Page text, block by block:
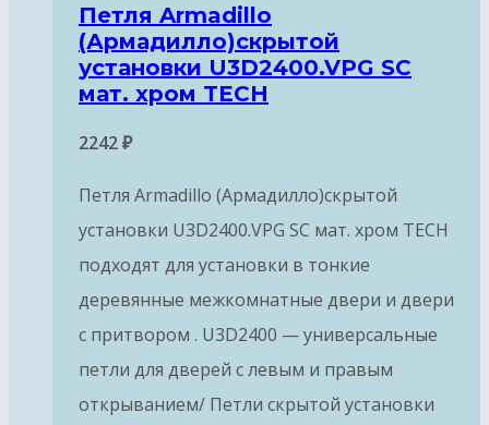
Петля Armadillo
(Армадилло)скрытой
установки U3D2400.VPG SC
мат. хром TECH
2242₽
Петля Armadillo (Армадилло)скрытой
установки U3D2400.VPG SC мат. хром TECH
подходят для установки в тонкие
деревянные межкомнатные двери и двери
с притвором . U3D2400 — универсальные
петли для дверей с левым и правым
открыванием/ Петли скрытой установки